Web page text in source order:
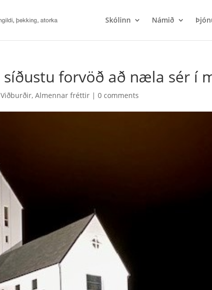
Skólinn Námið
síðustu forvöð að næla sér í
Viðburðir,Almennar fréttir |0 comments